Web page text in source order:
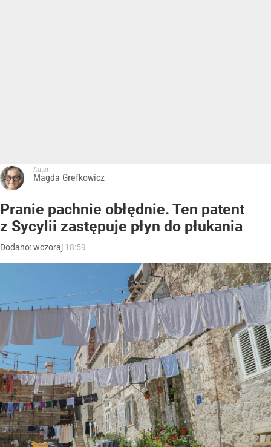
Autor:
Magda Grefkowicz
Pranie pachnie obłędnie. Ten patent
z Sycylii zastępuje płyn do płukania
Dodano:wczoraj 18:59